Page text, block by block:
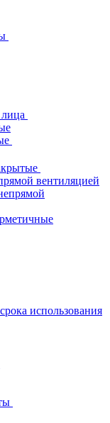
вентиляцией
использования